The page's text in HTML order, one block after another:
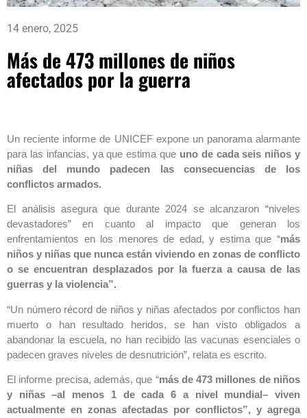
14 enero, 2025
Más de 473 millones de niños
afectados por la guerra
Un reciente informe de UNICEF expone un panorama alarmante
para las infancias, ya que estima que uno de cada seis niños y
niñas del mundo padecen las consecuencias de los
conflictos armados.
El análisis asegura que durante 2024 se alcanzaron “niveles
devastadores” en cuanto al impacto que generan los
enfrentamientos en los menores de edad, y estima que “más
niños y niñas que nunca están viviendo en zonas de conflicto
o se encuentran desplazados por la fuerza a causa de las
guerras y la violencia”.
“Un número récord de niños y niñas afectados por conflictos han
muerto o han resultado heridos, se han visto obligados a
abandonar la escuela, no han recibido las vacunas esenciales o
padecen graves niveles de desnutrición”, relata es escrito.
El informe precisa, además, que “más de 473 millones de niños
y niñas –al menos 1 de cada 6 a nivel mundial– viven
actualmente en zonas afectadas por conflictos”, y agrega